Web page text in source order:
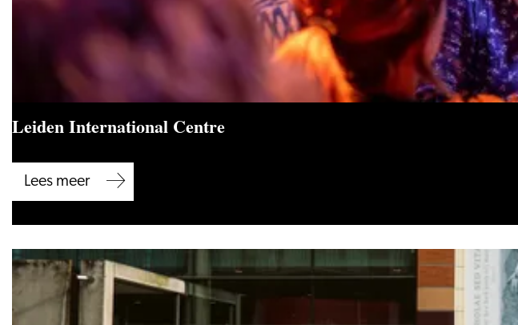
Leiden International Centre
Leiden
International
Centre
Lees meer